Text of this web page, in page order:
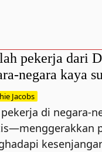
pekerja dari
negara kaya
Jacobs
pekerja di negara-